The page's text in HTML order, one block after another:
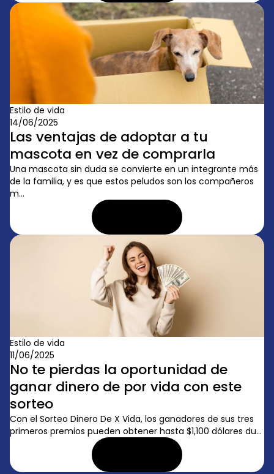
Estilo de vida
14/06/2025
Las ventajas de adoptar a tu
mascota en vez de comprarla
Una mascota sin duda se convierte en un integrante más
de la familia, y es que estos peludos son los compañeros
m...
Estilo de vida
11/06/2025
No te pierdas la oportunidad de
ganar dinero de por vida con este
sorteo
Con el Sorteo Dinero De X Vida, los ganadores de sus tres
primeros premios pueden obtener hasta $1,100 dólares du...